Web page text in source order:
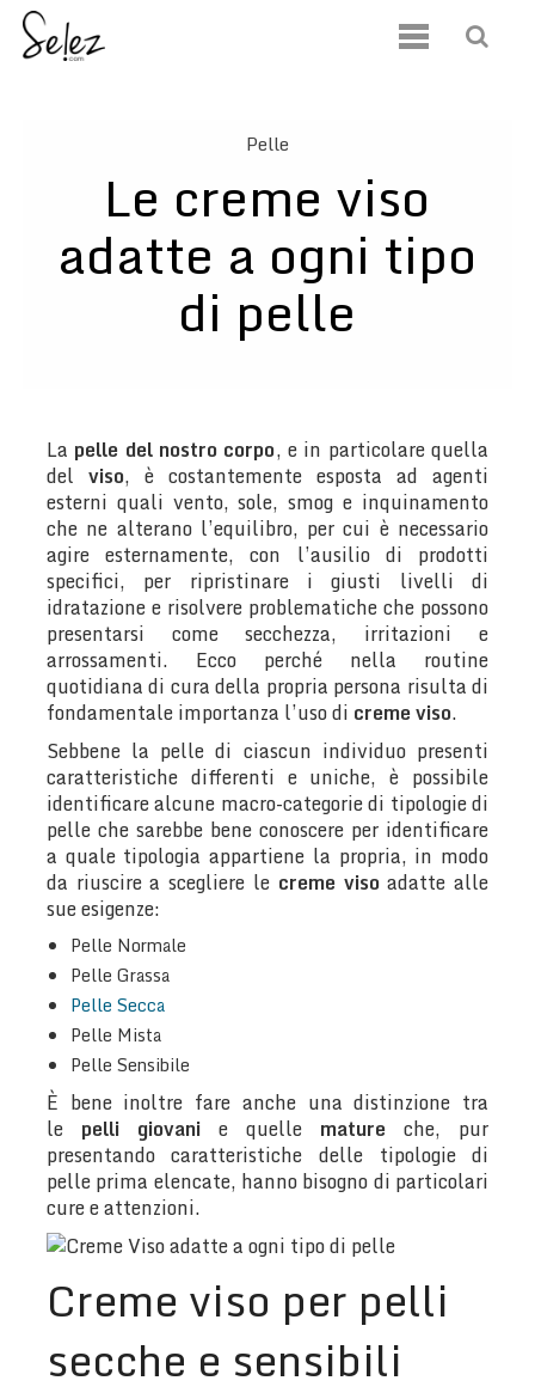
Pelle
Le creme viso
adatte a ogni tipo
di pelle
La pelle del nostro corpo, e in particolare quella
del viso, è costantemente esposta ad agenti
esterni quali vento, sole, smog e inquinamento
che ne alterano l’equilibro, per cui è necessario
agire esternamente, con l’ausilio di prodotti
specifici, per ripristinare i giusti livelli di
idratazione e risolvere problematiche che possono
presentarsi come secchezza, irritazioni e
arrossamenti. Ecco perché nella routine
quotidiana di cura della propria persona risulta di
fondamentale importanza l’uso di creme viso.
Sebbene la pelle di ciascun individuo presenti
caratteristiche differenti e uniche, è possibile
identificare alcune macro-categorie di tipologie di
pelle che sarebbe bene conoscere per identificare
a quale tipologia appartiene la propria, in modo
da riuscire a scegliere le creme visoadatte alle
sue esigenze:
Pelle Normale
Pelle Grassa
Pelle Secca
Pelle Mista
Pelle Sensibile
È bene inoltre fare anche una distinzione tra
le pelli giovanie quelle mature che, pur
presentando caratteristiche delle tipologie di
pelle prima elencate, hanno bisogno di particolari
cure e attenzioni.
Creme viso per pelli
secche e sensibili